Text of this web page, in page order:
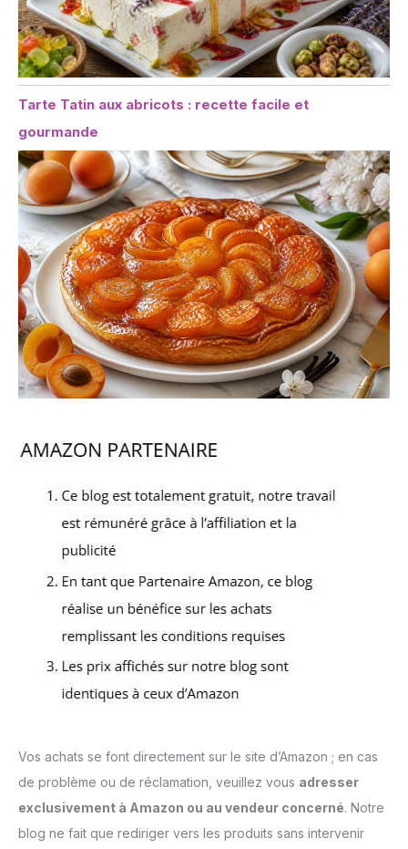
Tarte Tatin aux abricots : recette facile et
gourmande
Vos achats se font directement sur le site d’Amazon ; en cas
de problème ou de réclamation, veuillez vous adresser
exclusivement à Amazon ou au vendeur concerné. Notre
blog ne fait que rediriger vers les produits sans intervenir